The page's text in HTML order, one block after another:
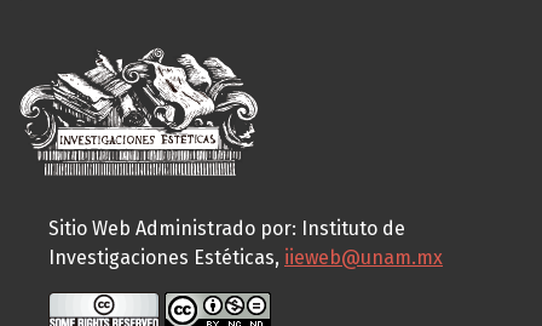
Sitio Web Administrado por: Instituto de
Investigaciones Estéticas, iieweb@unam.mx